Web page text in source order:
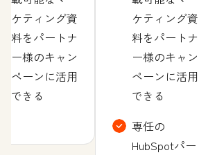
ケティング資
料をパートナ
ー様のキャン
ペーンに活用
できる
ケティング資
料をパートナ
ー様のキャン
ペーンに活用
できる
専任の
HubSpotパー